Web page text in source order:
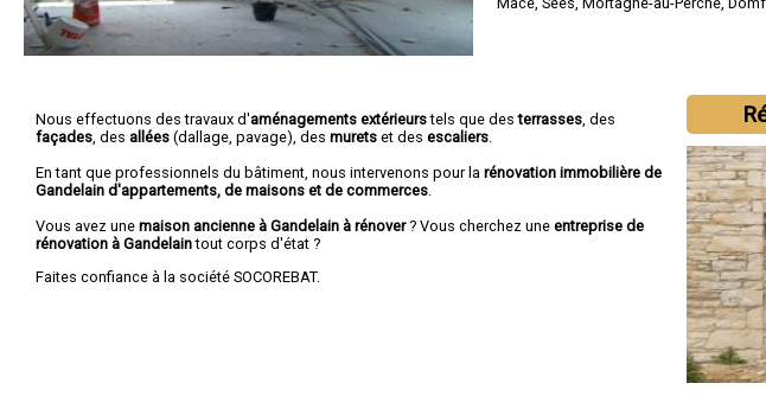
Nous effectuons des travaux d'aménagements extérieurstels que desterrasses , des
façades , des allées (dallage, pavage), des murets et des escaliers
En tant que professionnels du bâtiment, nous intervenons pour la rénovation immobilière de
Gandelain d'appartements, de maisons et de commerces
Vous avez une maison ancienne à Gandelain à rénover? Vous cherchez une entreprise de
rénovation à Gandelaintout corps d'état ?
Faites confiance à la société SOCOREBAT.